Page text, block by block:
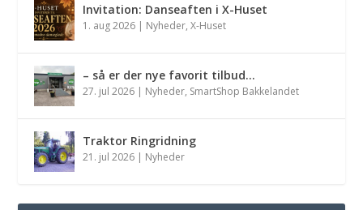
Invitation: Danseaften i X-Huset
1. aug 2026 | Nyheder,X-Huset
– så er der nye favorit tilbud…
27. jul 2026 | Nyheder, SmartShop Bakkelandet
Traktor Ringridning
21. jul 2026 | Nyheder